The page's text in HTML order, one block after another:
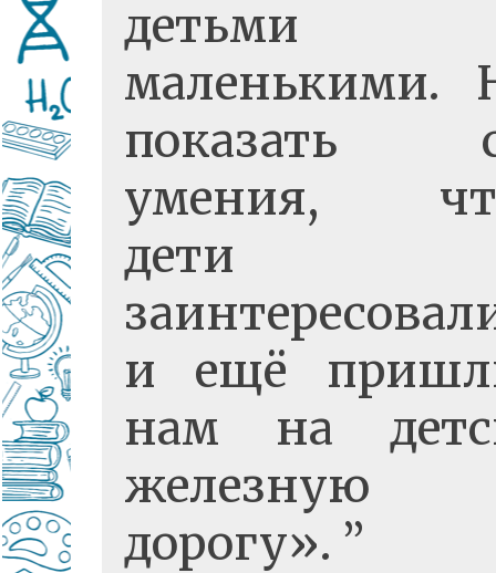
детьми
маленькими.
показать
умения,
дети
и ещё
нам на
железную
дорогу».